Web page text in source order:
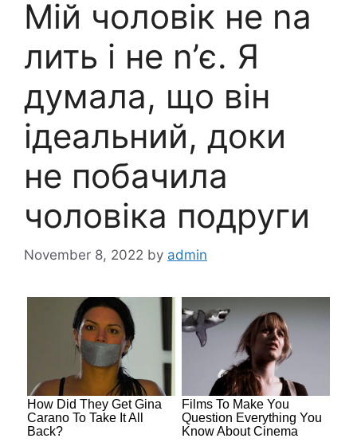
Мій чоловік не nа
лить і не n’є. Я
думала, що він
ідеальний, доки
не побачила
чоловіка подруги
November 8, 2022 by admin